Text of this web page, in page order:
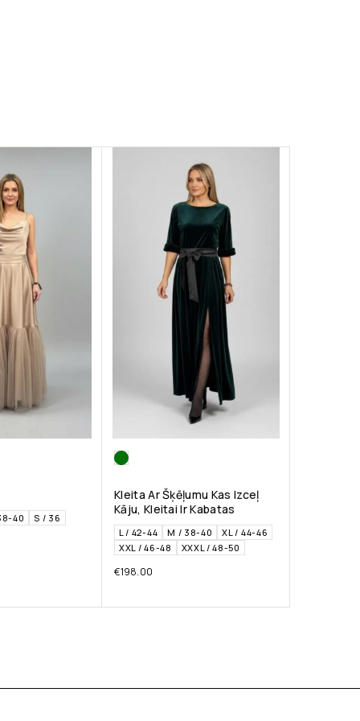
40 S / 36
Kleita Ar Šķēļumu Kas Izceļ
Kāju, Kleitai Ir Kabatas
L / 42-44 M / 38-40
XL / 44-46
XXL / 46-48
XXXL / 48-50
€198.00